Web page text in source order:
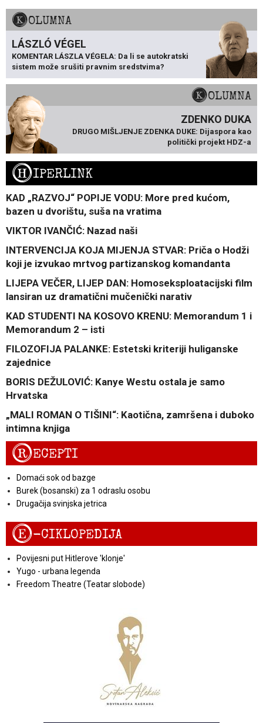
KOLUMNA
LÁSZLÓ VÉGEL
KOMENTAR LÁSZLA VÉGELA: Da li se autokratski
sistem može srušiti pravnim sredstvima?
KOLUMNA
ZDENKO DUKA
DRUGO MIŠLJENJE ZDENKA DUKE: Dijaspora kao
politički projekt HDZ-a
HIPERLINK
KAD „RAZVOJ“ POPIJE VODU: More pred kućom,
bazen u dvorištu, suša na vratima
VIKTOR IVANČIĆ: Nazad naši
INTERVENCIJA KOJA MIJENJA STVAR: Priča o Hodži
koji je izvukao mrtvog partizanskog komandanta
LIJEPA VEČER, LIJEP DAN: Homoseksploatacijski film
lansiran uz dramatični mučenički narativ
KAD STUDENTI NA KOSOVO KRENU: Memorandum 1 i
Memorandum 2 – isti
FILOZOFIJA PALANKE: Estetski kriteriji huliganske
zajednice
BORIS DEŽULOVIĆ: Kanye Westu ostala je samo
Hrvatska
„MALI ROMAN O TIŠINI“: Kaotična, zamršena i duboko
intimna knjiga
RECEPTI
Domaći sok od bazge
Burek (bosanski) za 1 odraslu osobu
Drugačija svinjska jetrica
E-CIKLOPEDIJA
Povijesni put Hitlerove 'klonje'
Yugo - urbana legenda
Freedom Theatre (Teatar slobode)